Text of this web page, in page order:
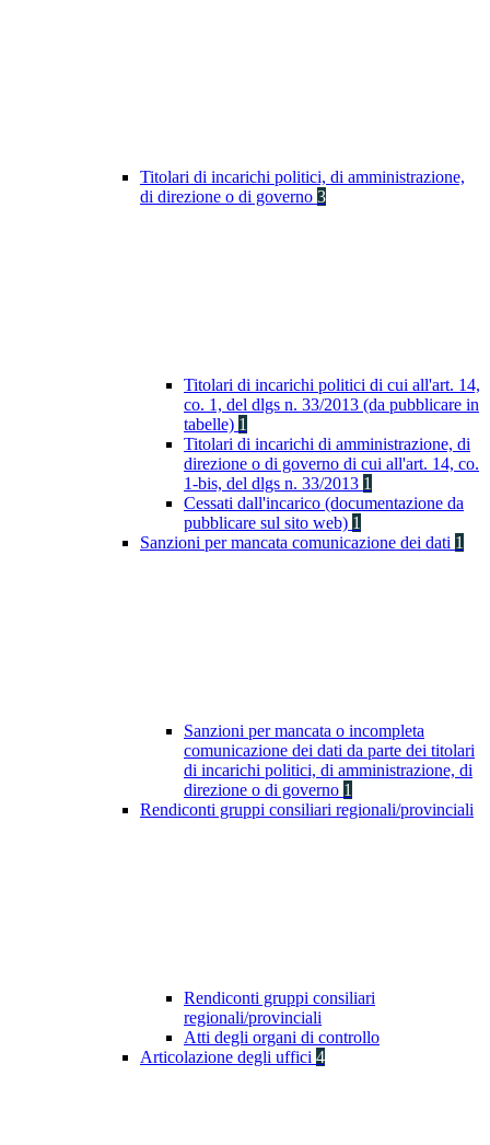
Titolari di incarichi politici, di amministrazione,
di direzione o di governo 3
Titolari di incarichi politici di cui all'art. 14,
co. 1, del dlgs n. 33/2013 (da pubblicare in
tabelle) 1
Titolari di incarichi di amministrazione, di
direzione o di governo di cui all'art. 14, co.
1-bis, del dlgs n. 33/2013 1
Cessati dall'incarico (documentazione da
pubblicare sul sito web) 1
Sanzioni per mancata comunicazione dei dati 1
Sanzioni per mancata o incompleta
comunicazione dei dati da parte dei titolari
di incarichi politici, di amministrazione, di
direzione o di governo 1
Rendiconti gruppi consiliari regionali/provinciali
Rendiconti gruppi consiliari
regionali/provinciali
Atti degli organi di controllo
Articolazione degli uffici 4